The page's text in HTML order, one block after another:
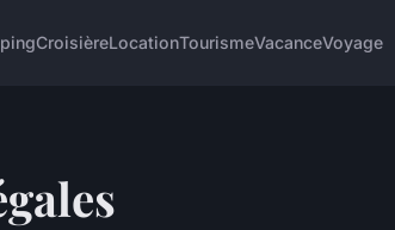
CroisièreLocationTourismeVacanceVoyage